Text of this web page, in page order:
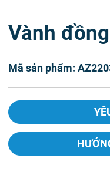
Vành
Mã sản phẩm: